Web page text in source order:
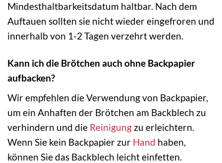
Mindesthaltbarkeitsdatum haltbar. Nach dem
Auftauen sollten sie nicht wieder eingefroren und
innerhalb von 1-2 Tagen verzehrt werden.
Kann ich die Brötchen auch ohne Backpapier
aufbacken?
Wir empfehlen die Verwendung von Backpapier,
um ein Anhaften der Brötchen am Backblech zu
verhindern und die Reinigung zu erleichtern.
Wenn Sie kein Backpapier zur Hand haben,
können Sie das Backblech leicht einfetten.